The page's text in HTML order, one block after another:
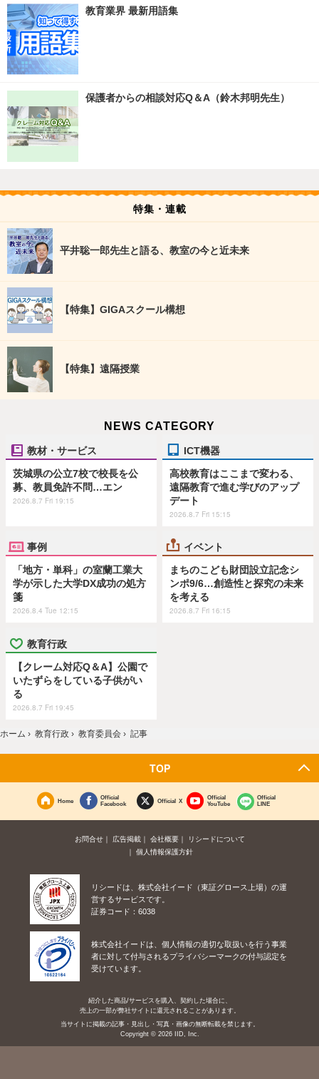
教育業界 最新用語集
保護者からの相談対応Q＆A（鈴木邦明先生）
特集・連載
平井聡一郎先生と語る、教室の今と近未来
【特集】GIGAスクール構想
【特集】遠隔授業
NEWS CATEGORY
教材・サービス
茨城県の公立7校で校長を公
募、教員免許不問…エン
2026.8.7 Fri 19:15
ICT機器
高校教育はここまで変わる、
遠隔教育で進む学びのアップ
デート
2026.8.7 Fri 15:15
事例
「地方・単科」の室蘭工業大
学が示した大学DX成功の処方
箋
2026.8.4 Tue 12:15
イベント
まちのこども財団設立記念シ
ンポ9/6…創造性と探究の未来
を考える
2026.8.7 Fri 16:15
教育行政
【クレーム対応Q＆A】公園で
いたずらをしている子供がい
る
2026.8.7 Fri 19:45
ホーム › 教育行政 › 教育委員会 › 記事
TOP
Home
Official
Facebook
Official X
Official
YouTube
Official
LINE
お問合せ 広告掲載 会社概要
リシードについて
個人情報保護方針
リシードは、株式会社イード（東証グロース上場）の運
営するサービスです。
証券コード：6038
株式会社イードは、個人情報の適切な取扱いを行う事業
者に対して付与されるプライバシーマークの付与認定を
受けています。
紹介した商品/サービスを購入、契約した場合に、
売上の一部が弊社サイトに還元されることがあります。
当サイトに掲載の記事・見出し・写真・画像の無断転載を禁じます。
Copyright © 2026 IID, Inc.